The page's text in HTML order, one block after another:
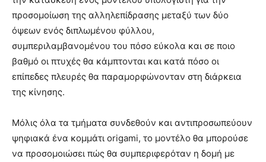
προσομοίωση της αλληλεπίδρασης μεταξύ των δύο
όψεων ενός διπλωμένου φύλλου,
συμπεριλαμβανομένου του πόσο εύκολα και σε ποιο
βαθμό οι πτυχές θα κάμπτονται και κατά πόσο οι
επίπεδες πλευρές θα παραμορφώνονταν στη διάρκεια
της κίνησης.
Μόλις όλα τα τμήματα συνδεθούν και αντιπροσωπεύουν
ψηφιακά ένα κομμάτι origami, το μοντέλο θα μπορούσε
να προσομοιώσει πώς θα συμπεριφερόταν η δομή με